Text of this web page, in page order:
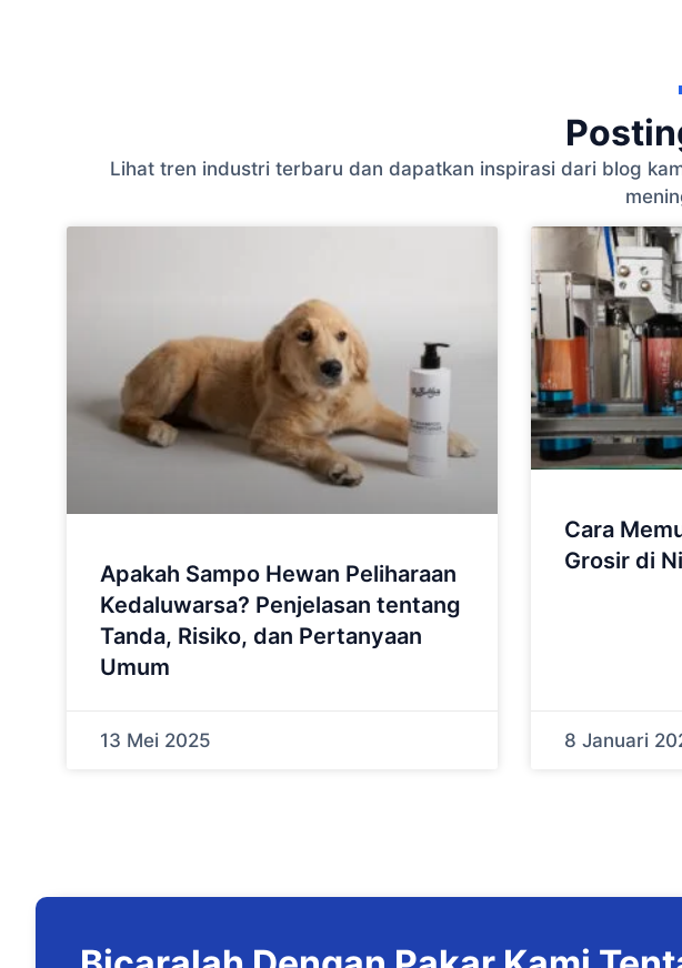
Lihat tren industri terbaru dan dapatkan inspirasi dari blog
Apakah Sampo Hewan Peliharaan
Kedaluwarsa? Penjelasan tentang
Tanda, Risiko, dan Pertanyaan
Umum
13 Mei 2025
Cara
Grosir di
8 Januari